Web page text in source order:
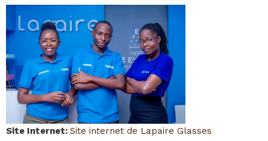
Site Internet: Site internet de Lapaire Glasses